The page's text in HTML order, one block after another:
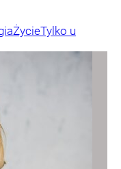
ŻycieTylko u